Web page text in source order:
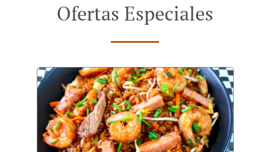
Ofertas Especiales